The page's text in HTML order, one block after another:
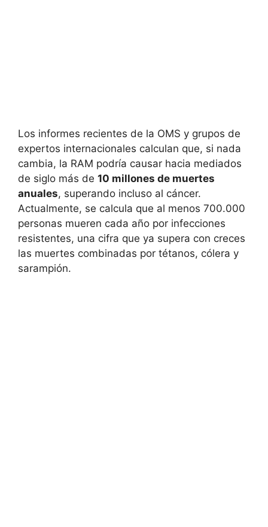
Los informes recientes de la OMS y grupos de
expertos internacionales calculan que, si nada
cambia, la RAM podría causar hacia mediados
de siglo más de 10 millones de muertes
anuales, superando incluso al cáncer.
Actualmente, se calcula que al menos 700.000
personas mueren cada año por infecciones
resistentes, una cifra que ya supera con creces
las muertes combinadas por tétanos, cólera y
sarampión.